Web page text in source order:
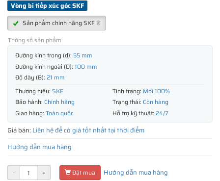
Vòng bi tiếp xúc góc SKF
Sản phẩm chính hãng SKF ®
Thông số sản phẩm
Đường kính trong (d): 55 mm
Đường kính ngoài (D): 100 mm
Độ dày (B): 21 mm
Thương hiệu: SKF Tình trạng: Mới 100%
Bảo hành: Chính hãng Trạng thái: Còn hàng
Giao hàng: Toàn quốc Hỗ trợ kỹ thuật: 24/7
Giá bán: Liên hệ để có giá tốt nhất tại thời điểm
Hướng dẫn mua hàng
- + Đặt mua Hướng dẫn mua hàng